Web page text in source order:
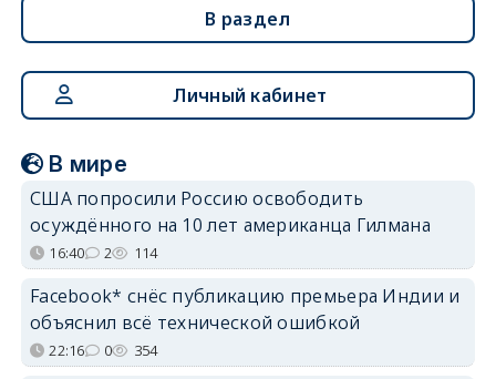
В раздел
Личный кабинет
В мире
США попросили Россию освободить
осуждённого на 10 лет американца Гилмана
16:40 2 114
Facebook* снёс публикацию премьера Индии и
объяснил всё технической ошибкой
22:16 0 354